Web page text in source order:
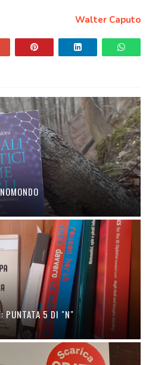
Walter Caputo
PUNTATA 5 DI "N"